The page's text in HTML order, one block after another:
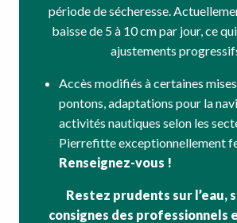
période de sécheresse.
baisse de 5 à 10 cm par jour, ce
ajustements
Accès modifiés à certaines mises
pontons, adaptations pour la
activités nautiques selon les
Pierrefitte exceptionnellement
Renseignez-vous !
Restez prudents sur l’eau,
consignes des professionnels